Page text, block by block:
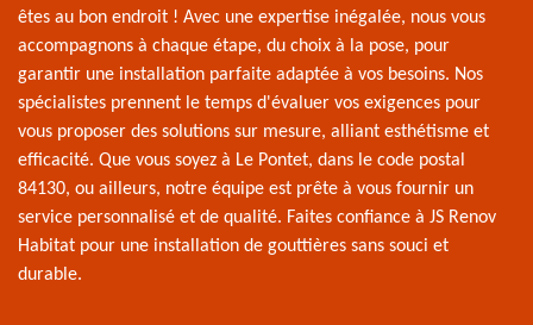
êtes au bon endroit ! Avec une expertise inégalée, nous vous
accompagnons à chaque étape, du choix à la pose, pour
garantir une installation parfaite adaptée à vos besoins. Nos
spécialistes prennent le temps d'évaluer vos exigences pour
vous proposer des solutions sur mesure, alliant esthétisme et
efficacité. Que vous soyez à Le Pontet, dans le code postal
84130, ou ailleurs, notre équipe est prête à vous fournir un
service personnalisé et de qualité. Faites confiance à JS Renov
Habitat pour une installation de gouttières sans souci et
durable.